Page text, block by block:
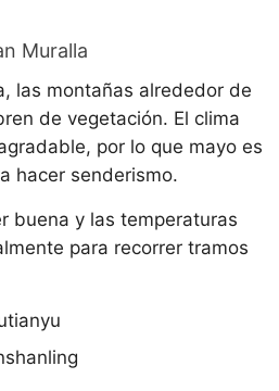
Muralla
las montañas alrededor de
de vegetación. El clima
por lo que mayo es
hacer senderismo.
buena y las temperaturas
para recorrer tramos